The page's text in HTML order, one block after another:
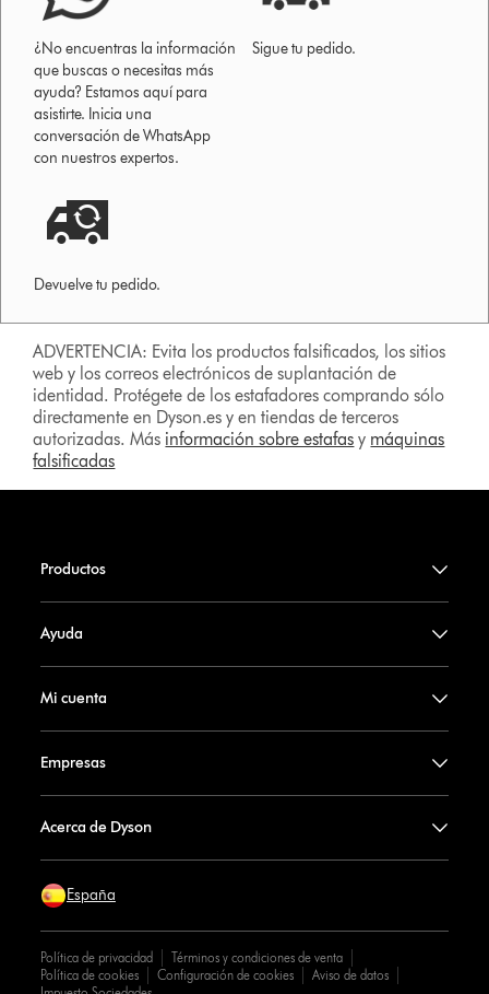
¿No encuentras la información
que buscas o necesitas más
ayuda? Estamos aquí para
asistirte. Inicia una
conversación de WhatsApp
con nuestros expertos.
Sigue tu pedido.
Devuelve tu pedido.
ADVERTENCIA: Evita los productos falsificados, los sitios
web y los correos electrónicos de suplantación de
identidad. Protégete de los estafadores comprando sólo
directamente en Dyson.es y en tiendas de terceros
autorizadas. Más información sobre estafas y máquinas
falsificadas
Productos
Ayuda
Mi cuenta
Empresas
Acerca de Dyson
España
Política de privacidad
Términos y condiciones de venta
Política de cookies
Configuración de cookies
Aviso de datos